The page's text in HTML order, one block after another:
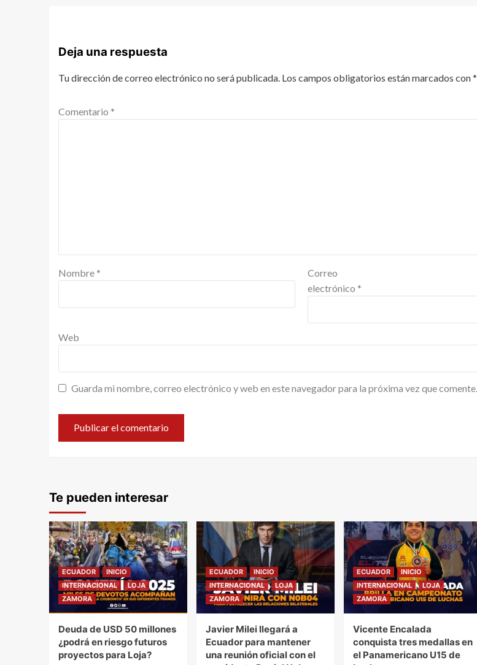
Deja una respuesta
Tu dirección de correo electrónico no será publicada. Los campos obligatorios están marcados con*
Comentario *
Nombre *
Correo
electrónico *
Web
Guarda mi nombre, correo electrónico y web en este navegador para la próxima vez que comente.
Te pueden interesar
ECUADOR
INICIO
INTERNACIONAL
LOJA
ZAMORA
Deuda de USD 50 millones
¿podrá en riesgo futuros
proyectos para Loja?
ECUADOR
INICIO
INTERNACIONAL
LOJA
ZAMORA
Javier Milei llegará a
Ecuador para mantener
una reunión oficial con el
ECUADOR
INICIO
INTERNACIONAL
LOJA
ZAMORA
Vicente Encalada
conquista tres medallas en
el Panamericano U15 de